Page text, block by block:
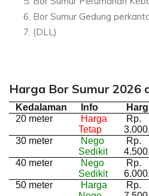
Bor Sumur Gedung
(DLL)
Harga Bor Sumur 2026
Kedalaman Info
20 meter
Harga
Tetap
Rp.
30 meter
Nego
Sedikit
Rp.
40 meter
Nego
Sedikit
Rp.
50 meter
Harga
Rp.